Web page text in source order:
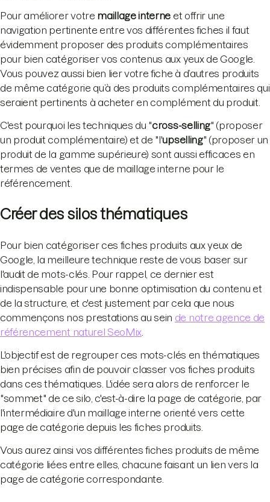
Pour améliorer votre maillage interne et offrir une
navigation pertinente entre vos différentes fiches il faut
évidemment proposer des produits complémentaires
pour bien catégoriser vos contenus aux yeux de Google.
Vous pouvez aussi bien lier votre fiche à d’autres produits
de même catégorie qu’à des produits complémentaires qui
seraient pertinents à acheter en complément du produit.
C'est pourquoi les techniques du "cross-selling" (proposer
un produit complémentaire) et de "l'upselling" (proposer un
produit de la gamme supérieure) sont aussi efficaces en
termes de ventes que de maillage interne pour le
référencement.
Créer des silos thématiques
Pour bien catégoriser ces fiches produits aux yeux de
Google, la meilleure technique reste de vous baser sur
l'audit de mots-clés. Pour rappel, ce dernier est
indispensable pour une bonne optimisation du contenu et
de la structure, et c'est justement par cela que nous
commençons nos prestations au sein de notre agence de
référencement naturel SeoMix
L'objectif est de regrouper ces mots-clés en thématiques
bien précises afin de pouvoir classer vos fiches produits
dans ces thématiques. L'idée sera alors de renforcer le
"sommet" de ce silo, c'est-à-dire la page de catégorie, par
l'intermédiaire d'un maillage interne orienté vers cette
page de catégorie depuis les fiches produits.
Vous aurez ainsi vos différentes fiches produits de même
catégorie liées entre elles, chacune faisant un lien vers la
page de catégorie correspondante.